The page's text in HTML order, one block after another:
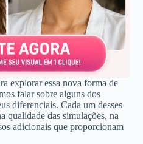
explorar essa nova forma de
falar sobre alguns dos
diferenciais. Cada um desses
qualidade das simulações, na
adicionais que proporcionam